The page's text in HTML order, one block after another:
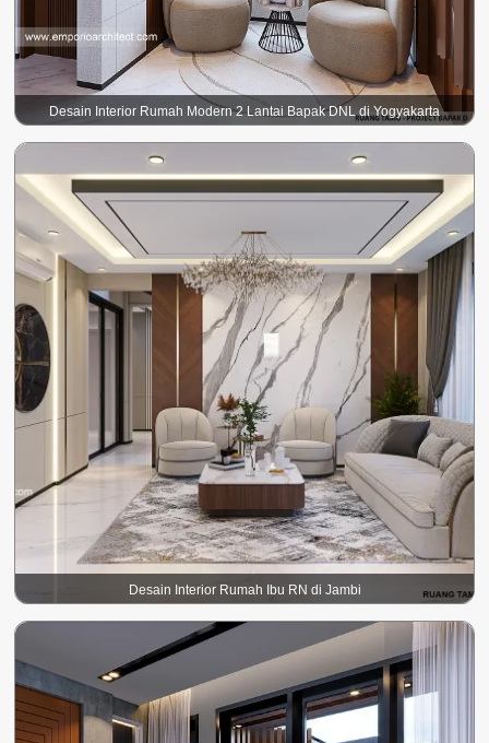
Desain Interior Rumah Modern 2 Lantai Bapak DNL di Yogyakarta
Desain Interior Rumah Ibu RN di Jambi